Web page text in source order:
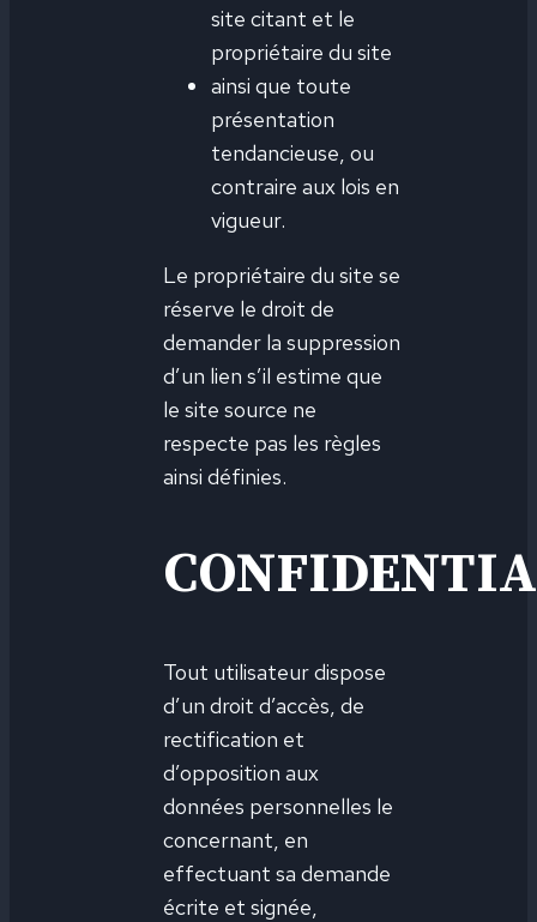
site citant et le
propriétaire du site
ainsi que toute
présentation
tendancieuse, ou
contraire aux lois en
vigueur.
Le propriétaire du site se
réserve le droit de
demander la suppression
d’un lien s’il estime que
le site source ne
respecte pas les règles
ainsi définies.
Tout utilisateur dispose
d’un droit d’accès, de
rectification et
d’opposition aux
données personnelles le
concernant, en
effectuant sa demande
écrite et signée,